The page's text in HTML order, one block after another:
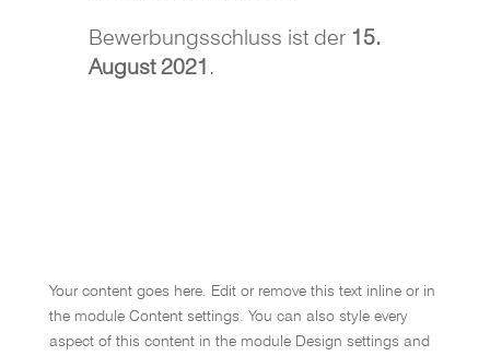
Bewerbungsschluss ist der 15.
August 2021 .
Your content goes here. Edit or remove this text inline or in
the module Content settings. You can also style every
aspect of this content in the module Design settings and